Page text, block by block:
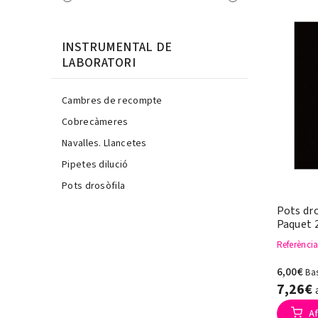
INSTRUMENTAL DE
LABORATORI
Cambres de recompte
Cobrecàmeres
Navalles. Llancetes
Pipetes dilució
Pots drosòfila
Pots
Paquet
Referència
6,00€
7,26€